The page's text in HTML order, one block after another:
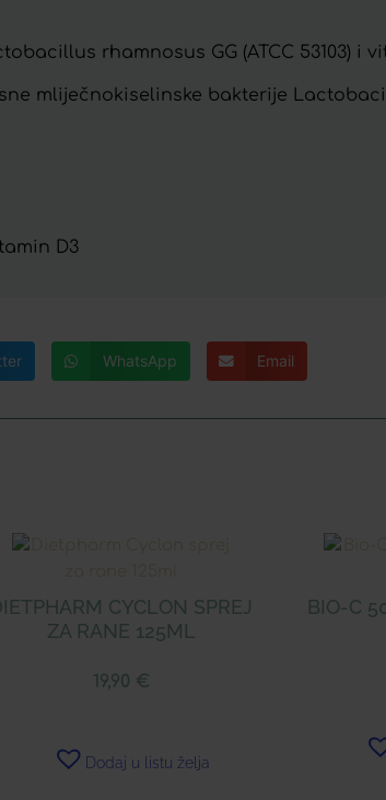
rhamnosus GG (ATCC 53103) i
mliječnokiselinske bakterije
D3
WhatsApp Email
CYCLON SPREJ
ZA RANE 125ML
19,90 €
Dodaj u listu želja
BIO-C